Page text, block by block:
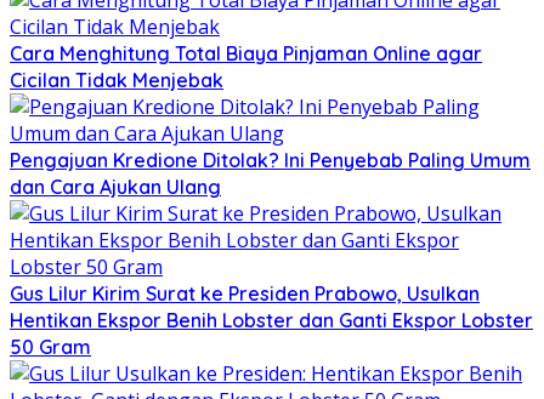
Cara Menghitung Total Biaya Pinjaman Online agar
Cicilan Tidak Menjebak
Pengajuan Kredione Ditolak? Ini Penyebab Paling Umum
dan Cara Ajukan Ulang
Gus Lilur Kirim Surat ke Presiden Prabowo, Usulkan
Hentikan Ekspor Benih Lobster dan Ganti Ekspor Lobster
50 Gram